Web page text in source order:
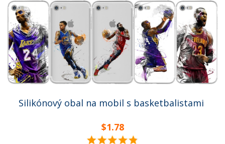
Silikónový obal na mobil s basketbalistami
$1.78